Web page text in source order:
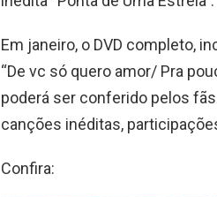
Em janeiro, o DVD completo,
“De vc só quero amor/ Pra
poderá ser conferido pelos
canções inéditas,
Confira: